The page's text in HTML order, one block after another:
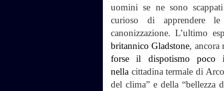
uomini se ne sono
curioso di apprendere
canonizzazione. L’ultimo
britannico Gladstone, ancora
forse il dispotismo poco
nella cittadina termale di
del clima” e della “bellezza